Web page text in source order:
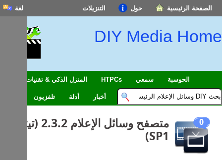
الصفحة الرئيسية حول التنزيلات لغة
DIY Media Home
المنزل الذكي & تقنيات عمليات HTPCs سمعي الحوسبة
تلفزيون أدلة أخبار
0
متصفح وسائل الإعلام 2.3.2 (تيتان
SP1)